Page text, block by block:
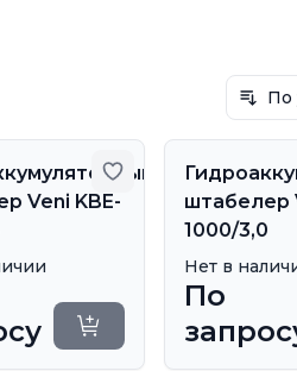
По
Добавить в
Veni KBE-
Уточнить сроки
штабелер
1000/3,0
Нет в
По